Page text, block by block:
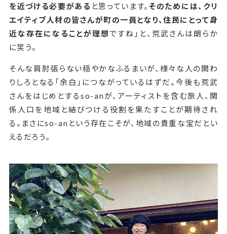
を近づける必要がある と思っています。そのためには、クリ
エイティブ人材の皆さんが町の一員となり、住民にとって身
近な存在になることが理想ですね」と、荒武さんは朗らか
に笑う。
そんな肩肘張らない穏やかなふるまいが、様々な人の関わ
りしろとなる「余白」につながっているはずだ。今後も荒武
さんをはじめとするso-anが、アーティストを含む旅人、関
係人口を地域と結びつける役割を果たすことが期待され
る。まさにso-anという存在こそが、地域の貴重な宝だとい
えるだろう。